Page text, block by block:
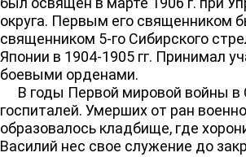
округа. Первым его священником
священником 5-го Сибирского
Японии в 1904-1905 гг. Принимал
боевыми орденами.
В годы Первой мировой войны в
госпиталей. Умерших от ран
образовалось кладбище, где
Василий нес свое служение до